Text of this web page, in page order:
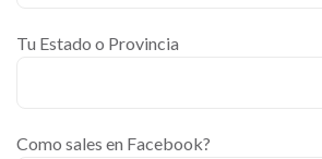
Tu Estado o Provincia
Como sales en Facebook?